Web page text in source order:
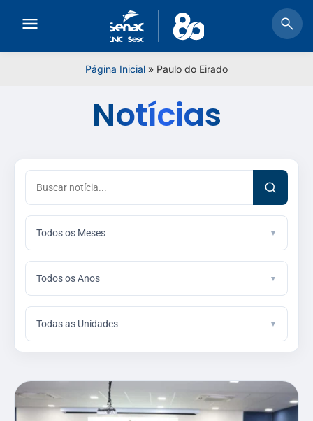
Página Inicial » Paulo do Eirado
Notícias
Todos os Meses
Todos os Anos
Todas as Unidades